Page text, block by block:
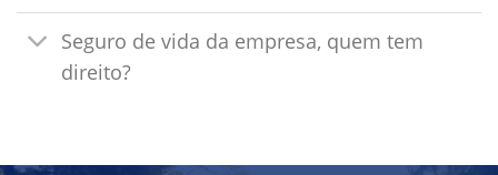
Seguro de vida da empresa, quem tem
direito?